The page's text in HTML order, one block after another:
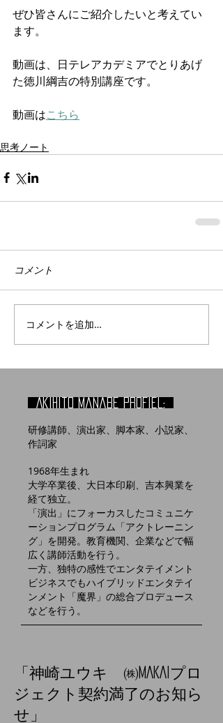
ぜひ皆さんにご紹介したいと考えてい
ます。
動画は、日テレアカデミアでとりあげ
た徳川綱吉の特別講座です。
動画はこちら
思考ノート
コメント
コメントを追加…
Akihito manabe profiel:
研修講師、演出家、脚本家、小説家、
作詞家
1968年生まれ
大学卒業後、大日本印刷、吉本興業を
経て独立。
「演出」にフォーカスしたコミュニケ
ーションプログラム「アクトレーニン
グ」を開発。教育機関、企業などで幅
広く講師活動を行う。
​一方、独特の感性でエンタテイメント
ビジネスでもハイブリッドエンタテイ
ンメント「魔界」の総合プロデュース
などを行う。
「神崎ユウキ ㈱MAKAIプロ
ジェクト契約満了のお知ら
せ」